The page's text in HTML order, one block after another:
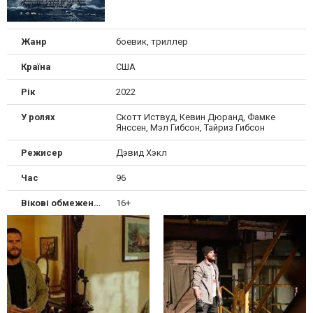
Жанр боевик, триллер
Країна США
Рік 2022
У ролях
Скотт Иствуд, Кевин Дюранд, Фамке
Янссен, Мэл Гибсон, Тайриз Гибсон
Режисер Дэвид Хэкл
Час 96
Вікові обмеження 16+